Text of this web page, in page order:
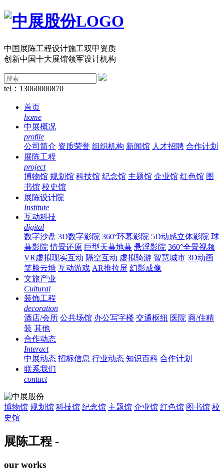
中国展陈工程设计施工双甲资质
创新中国十大展馆领军设计机构
tel：13060000870
首页
home
中展概况
profile
公司简介 资质荣誉 组织机构 新闻馆 人才招聘 合作计划
展陈工程
project
博物馆 规划馆 科技馆 纪念馆 主题馆 企业馆 红色馆 图
书馆 校史馆
展陈设计院
Institute
互动科技
digital
数字沙盘 3D数字影院 360°环幕影院 5D动感立体影院 球
幕影院 情景还原 巨型天幕地幕 悬浮影院 360°全景视频
VR虚拟现实互动 隔空互动 虚拟骑游 智慧城市 3D动画
笑脸云墙 互动游戏 AR推拉屏 幻影成像
文旅产业
Cultural
装饰工程
decoration
酒店/会所 公共场馆 办公写字楼 交通枢纽 医院 商/住精
装 其他
合作动态
Interact
中展动态 招标信息 行业动态 知识百科 合作计划
联系我们
contact
博物馆 规划馆 科技馆 纪念馆 主题馆 企业馆 红色馆 图书馆 校
史馆
展陈工程 -
our works